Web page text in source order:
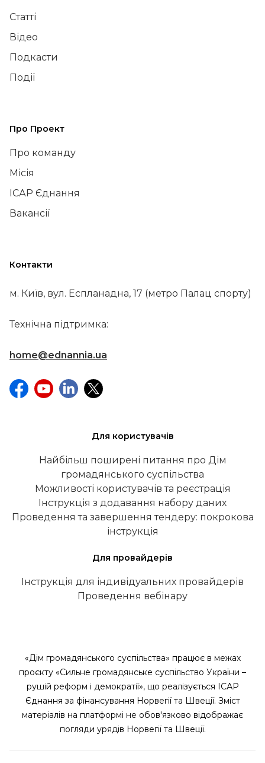
Статті
Відео
Подкасти
Події
Про Проект
Про команду
Місія
ІСАР Єднання
Вакансії
Контакти
м. Київ, вул. Еспланадна, 17 (метро Палац спорту)
Технічна підтримка:
home@ednannia.ua
Для користувачів
Найбільш поширені питання про Дім
громадянського суспільства
Можливості користувачів та реєстрація
Інструкція з додавання набору даних
Проведення та завершення тендеру: покрокова
інструкція
Для провайдерів
Інструкція для індивідуальних провайдерів
Проведення вебінару
«Дім громадянського суспільства» працює в межах
проєкту «Сильне громадянське суспільство України –
рушій реформ і демократії», що реалізується ІСАР
Єднання за фінансування Норвегії та Швеції. Зміст
матеріалів на платформі не обов'язково відображає
погляди урядів Норвегії та Швеції.